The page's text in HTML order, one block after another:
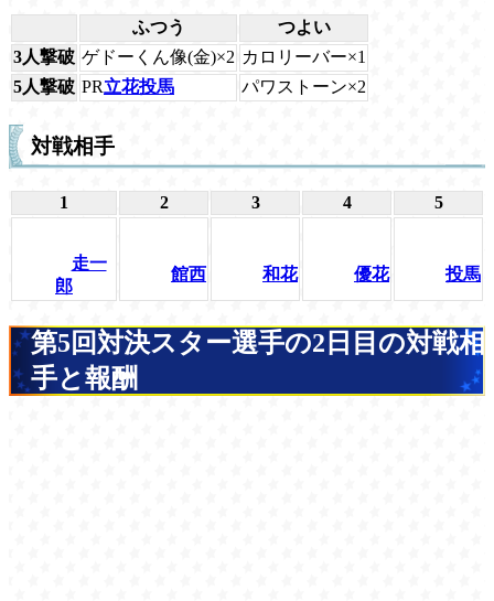
ふつう
つよい
3人撃破 ゲドーくん像(金)×2 カロリーバー×1
5人撃破 PR立花投馬 パワストーン×2
対戦相手
1 2 3 4 5
走一
郎
館西 和花 優花 投馬
第5回対決スター選手の2日目の対戦相
手と報酬